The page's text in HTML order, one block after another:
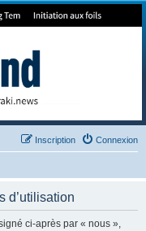
Connexion
Inscription
d’utilisation
ci-après par « nous »,